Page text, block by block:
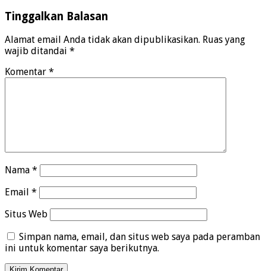
Tinggalkan Balasan
Alamat email Anda tidak akan dipublikasikan. Ruas yang
wajib ditandai *
Komentar *
Nama *
Email *
Situs Web
Simpan nama, email, dan situs web saya pada peramban
ini untuk komentar saya berikutnya.